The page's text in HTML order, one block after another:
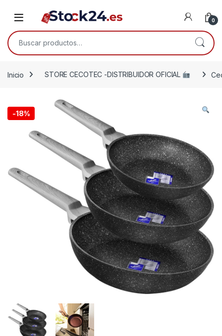
Open 0
Buscar por:
Inicio STORE CECOTEC -DISTRIBUIDOR OFICIAL
-18%